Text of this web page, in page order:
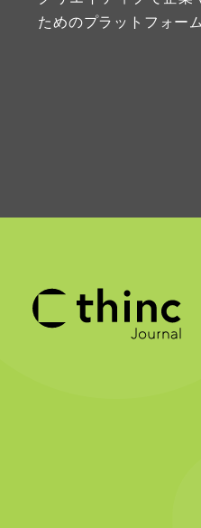
ためのプラットフォー